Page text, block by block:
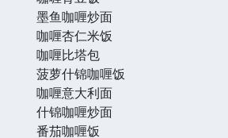
墨鱼咖喱炒面
咖喱杏仁米饭
咖喱比塔包
菠萝什锦咖喱饭
咖喱意大利面
什锦咖喱炒面
番茄咖喱饭